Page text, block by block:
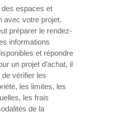
des espaces et
avec votre projet.
préparer le rendez-
informations
et répondre
un projet d’achat, il
vérifier les
les limites, les
les frais
de la